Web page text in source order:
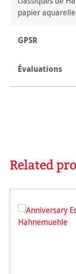
papier
GPSR
Évaluations
Ignorer la galerie
Related